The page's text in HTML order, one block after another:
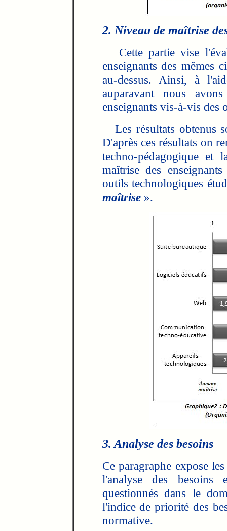
2. Niveau de maîtrise
Cette partie vise
enseignants des mêmes
au-dessus. Ainsi, à
auparavant nous
enseignants vis-à-vis des
Les résultats obtenus
D'après ces résultats on
techno-pédagogique et
maîtrise des
outils technologiques
maîtrise».
3. Analyse des besoins
Ce paragraphe expose
l'analyse des besoins
questionnés dans le
l'indice de priorité des
normative.